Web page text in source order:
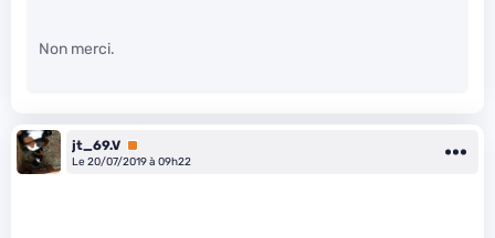
Non merci.
jt_69.V Premium
Le 20/07/2019 à 09h22